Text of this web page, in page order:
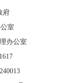
资计划执
组织项目
据和信
府
室
办公室